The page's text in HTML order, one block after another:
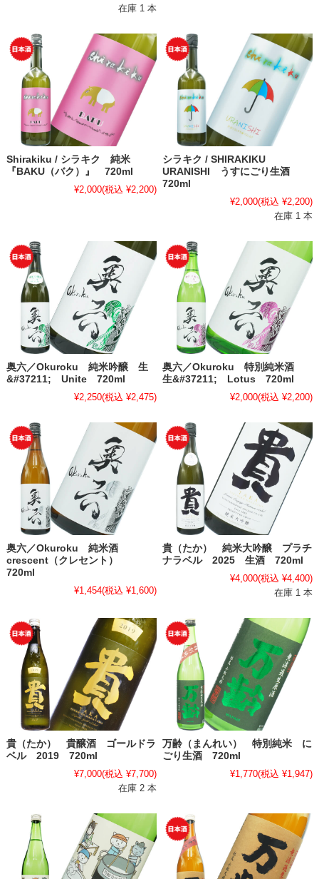
在庫 1 本
Shirakiku / シラキク 純米
『BAKU（バク）』 720ml
¥2,000(税込 ¥2,200)
シラキク / SHIRAKIKU
URANISHI うすにごり生酒
720ml
¥2,000(税込 ¥2,200)
在庫 1 本
奥六／Okuroku 純米吟醸 生
&#37211; Unite 720ml
¥2,250(税込 ¥2,475)
奥六／Okuroku 特別純米酒
生&#37211; Lotus 720ml
¥2,000(税込 ¥2,200)
奥六／Okuroku 純米酒
crescent（クレセント）
720ml
¥1,454(税込 ¥1,600)
貴（たか） 純米大吟醸 プラチ
ナラベル 2025 生酒 720ml
¥4,000(税込 ¥4,400)
在庫 1 本
貴（たか） 貴醸酒 ゴールドラ
ベル 2019 720ml
¥7,000(税込 ¥7,700)
在庫 2 本
万齢（まんれい） 特別純米 に
ごり生酒 720ml
¥1,770(税込 ¥1,947)